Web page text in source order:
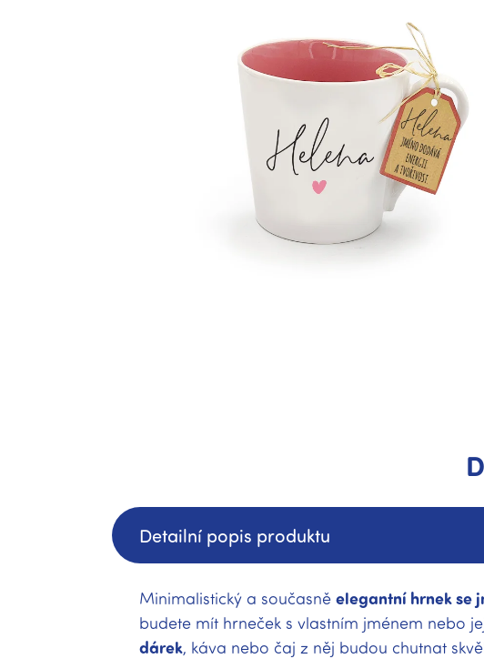
Detailní popis produktu
Minimalistický a současně elegantní hrnek se
budete mít hrneček s vlastním jménem nebo
dárek, káva nebo čaj z něj budou chutnat